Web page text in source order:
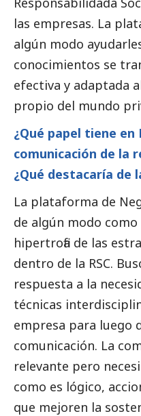
las empresas. La
algún modo
conocimientos se
efectiva y adaptada
propio del mundo
¿Qué papel tiene en
comunicación de la
¿Qué destacaría de
La plataforma de
de algún modo
hipertrofia de las
dentro de la RSC.
respuesta a la
técnicas
empresa para luego
comunicación. La
relevante pero
como es lógico,
que mejoren la